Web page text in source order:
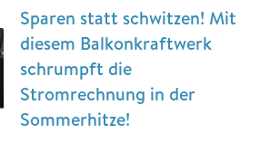
Sparen statt schwitzen! Mit
diesem Balkonkraftwerk
schrumpft die
Stromrechnung in der
Sommerhitze!